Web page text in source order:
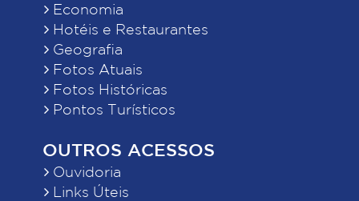
Economia
Hotéis e Restaurantes
Geografia
Fotos Atuais
Fotos Históricas
Pontos Turísticos
OUTROS ACESSOS
Ouvidoria
Links Úteis